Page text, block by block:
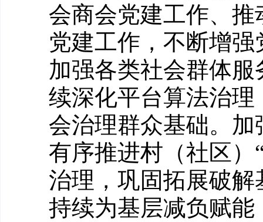
会商会党建工作、
党建工作，不断增
加强各类社会群体
续深化平台算法治
会治理群众基础。
有序推进村（社区）
治理，巩固拓展破解
持续为基层减负赋